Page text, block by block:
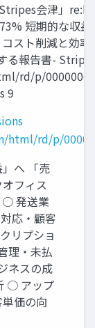
会津」
短期的な収
スト削減と効率
る報告書- Stripe
rd/p/
9
rd/p/
」へ 「売
フィス
○ 発送業
応・顧客
リプショ
理・未払
ネスの成
○ アップ
価の向